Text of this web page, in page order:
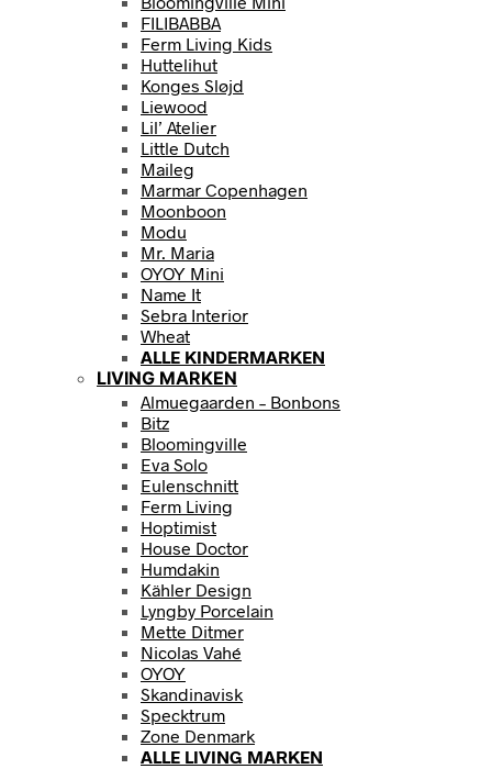
FILIBABBA
Ferm Living Kids
Huttelihut
Konges Sløjd
Liewood
Lil’ Atelier
Little Dutch
Maileg
Marmar Copenhagen
Moonboon
Modu
Mr. Maria
OYOY Mini
Name It
Sebra Interior
Wheat
ALLE KINDERMARKEN
LIVING MARKEN
Almuegaarden – Bonbons
Bitz
Bloomingville
Eva Solo
Eulenschnitt
Ferm Living
Hoptimist
House Doctor
Humdakin
Kähler Design
Lyngby Porcelain
Mette Ditmer
Nicolas Vahé
OYOY
Skandinavisk
Specktrum
Zone Denmark
ALLE LIVING MARKEN